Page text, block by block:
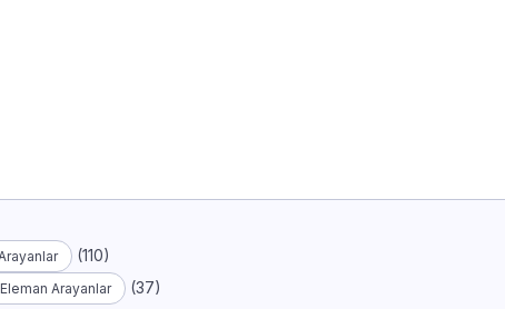
(110)
Arayanlar (37)